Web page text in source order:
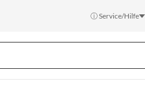
ⓘ Service/Hilfe